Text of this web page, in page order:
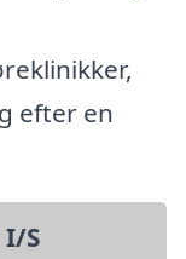
efter en
S